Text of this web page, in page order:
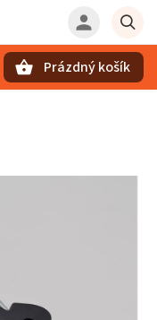
Prázdný košík